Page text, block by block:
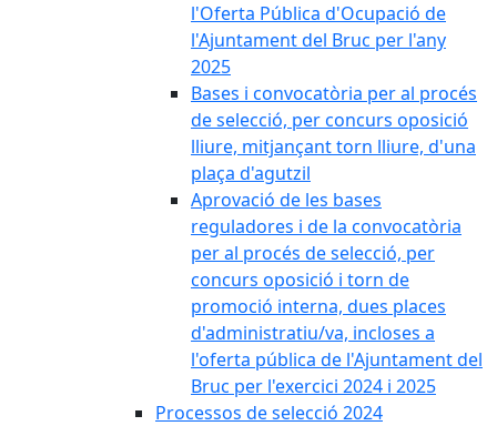
l'Oferta Pública d'Ocupació de
l'Ajuntament del Bruc per l'any
2025
Bases i convocatòria per al procés
de selecció, per concurs oposició
lliure, mitjançant torn lliure, d'una
plaça d'agutzil
Aprovació de les bases
reguladores i de la convocatòria
per al procés de selecció, per
concurs oposició i torn de
promoció interna, dues places
d'administratiu/va, incloses a
l'oferta pública de l'Ajuntament del
Bruc per l'exercici 2024 i 2025
Processos de selecció 2024